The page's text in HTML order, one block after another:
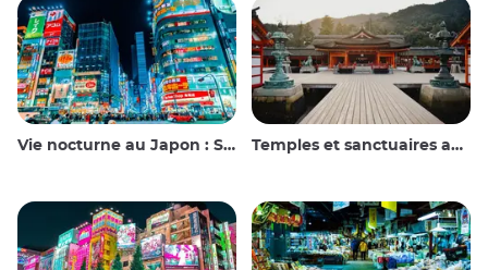
Vie nocturne au Japon : Sortir, voir et boire Temples et sanctuaires au Japon